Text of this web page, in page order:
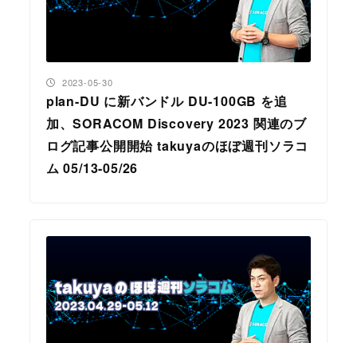
plan-DU に新バンドル DU-100GB を追
加、SORACOM Discovery 2023 関連のブ
ログ記事公開開始 takuyaのほぼ週刊ソラコ
ム 05/13-05/26
投稿日
2023-05-30